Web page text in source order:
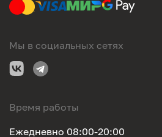
Мы в социальных сетях
Время работы
Ежедневно 08:00-20:00